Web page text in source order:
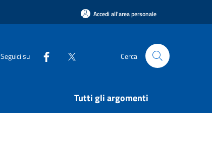
Accedi all'area personale
Seguici su Cerca
Tutti gli argomenti